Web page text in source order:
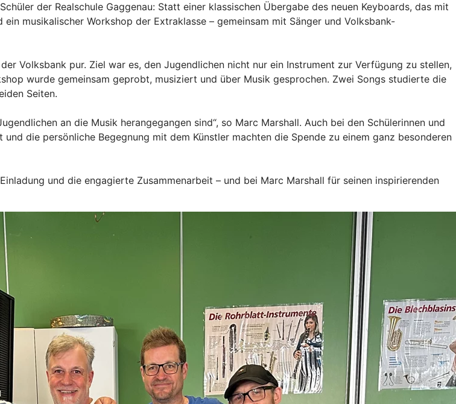
der Realschule Gaggenau: Statt einer klassischen Übergabe des neuen Keyboards, das mit
musikalischer Workshop der Extraklasse – gemeinsam mit Sänger und Volksbank-
Volksbank pur. Ziel war es, den Jugendlichen nicht nur ein Instrument zur Verfügung zu stellen,
wurde gemeinsam geprobt, musiziert und über Musik gesprochen. Zwei Songs studierte die
Seiten.
an die Musik herangegangen sind“, so Marc Marshall. Auch bei den Schülerinnen und
die persönliche Begegnung mit dem Künstler machten die Spende zu einem ganz besonderen
und die engagierte Zusammenarbeit – und bei Marc Marshall für seinen inspirierenden